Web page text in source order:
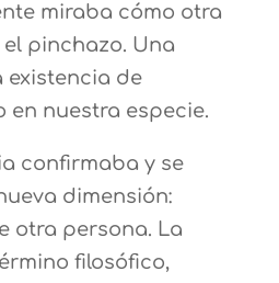
miraba cómo otra
pinchazo. Una
existencia de
en nuestra especie.
confirmaba y se
dimensión:
otra persona. La
filosófico,